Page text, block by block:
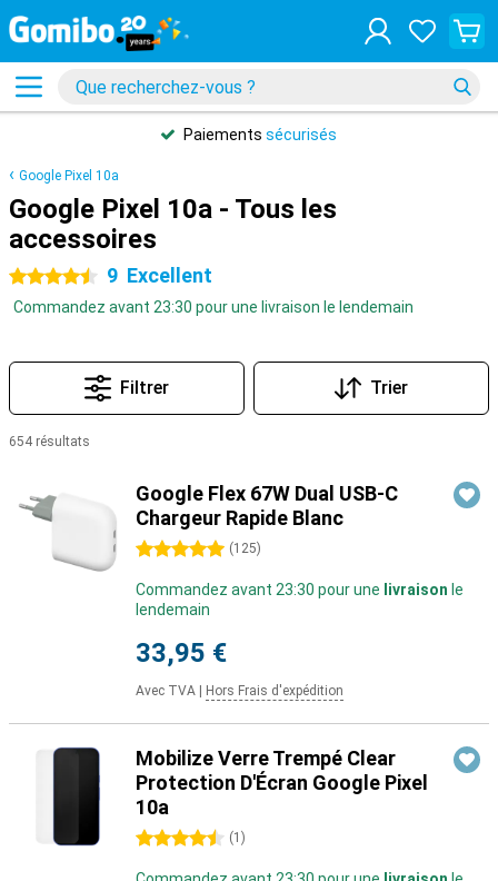
Paiements sécurisés
Google Pixel 10a
Google Pixel 10a - Tous les
accessoires
4.5 étoiles 9 Excellent
Commandez avant 23:30 pour une livraison le lendemain
Filtrer Trier
654 résultats
Google Flex 67W Dual USB-C
Chargeur Rapide Blanc
5 étoiles (125)
Commandez avant 23:30 pour une livraison le
lendemain
33,95 €
Avec TVA Hors Frais d'expédition
Mobilize Verre Trempé Clear
Protection D'Écran Google Pixel
10a
4.5 étoiles (1 )